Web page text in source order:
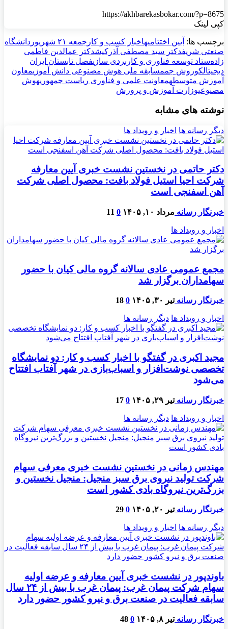
https://akhbarekasbokar.com/?p=8675
کپی لینک
برچسب ها: آیین اختتامیهاخبار کسب و کار جمعه ۲۱ شهریور
دانشگاه
صنعتی شریفدکتر سید مصطفی آذرکیشدکتر عمالدین فاطمی
زاده‌ستاد توسعه فناوری و کاربردی سازیفصل تابستان ایران
دیجیتالکوروش جممسابقه ملی هوش مصنوعی دانش آموزیمعاون
آموزش متوسطهمعاونت‌ علمی و فناوری ریاست جمهوریهوش
مصنوعیوزارت آموزش و پرورش
نوشته های مشابه
دیگر رسانه ها اخبار و رویداد ها
دکتر حاتمی در نخستین نشست خبری آیین معارفه
شرکت احیا استیل فولاد بافت: محصول اصلی شرکت
آهن اسفنجی است
خبرنگار رسانه مرداد ۱۰, ۱۴۰۵ 0
11
اخبار و رویداد ها
مجمع عمومی عادی سالانه گروه مالی کیان با حضور
سهامداران برگزار شد
خبرنگار رسانهتیر ۳۰, ۱۴۰۵ 0
18
اخبار و رویداد ها دیگر رسانه ها
مجید اکبری در گفتگو با اخبار کسب و کار: دو نمایشگاه
تخصصی نوشت‌افزار و اسباب‌بازی در شهر آفتاب افتتاح
می‌شود
خبرنگار رسانهتیر ۲۹, ۱۴۰۵ 0
17
اخبار و رویداد ها دیگر رسانه ها
مهندس زمانی در نخستین نشست خبری معرفی سهام
شرکت تولید نیروی برق سبز منجیل: منجیل نخستین و
بزرگ‌ترین نیروگاه بادی کشور است
خبرنگار رسانهتیر ۲۰, ۱۴۰۵ 0
29
دیگر رسانه ها اخبار و رویداد ها
باوندپور در نشست خبری آیین معارفه و عرضه اولیه
سهام شرکت پیمان غرب: پیمان غرب با بیش از ۲۴ سال
سابقه فعالیت در صنعت برق و نیرو کشور حضور دارد
خبرنگار رسانهتیر ۸, ۱۴۰۵ 0
48